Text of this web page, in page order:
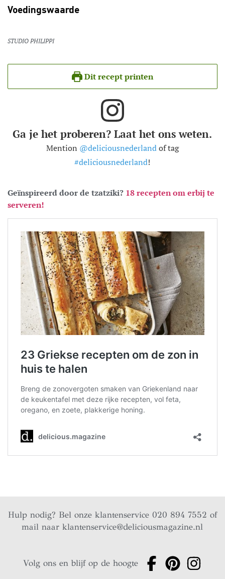
Voedingswaarde
STUDIO PHILIPPI
Dit recept printen
Ga je het proberen? Laat het ons weten.
Mention @deliciousnederlandof tag
#deliciousnederland!
Geïnspireerd door de tzatziki? 18 recepten om erbij te
serveren!
Hulp nodig? Bel onze klantenservice 020 894 7552 of
mail naarklantenservice@deliciousmagazine.nl
Volg ons en blijf op de hoogte